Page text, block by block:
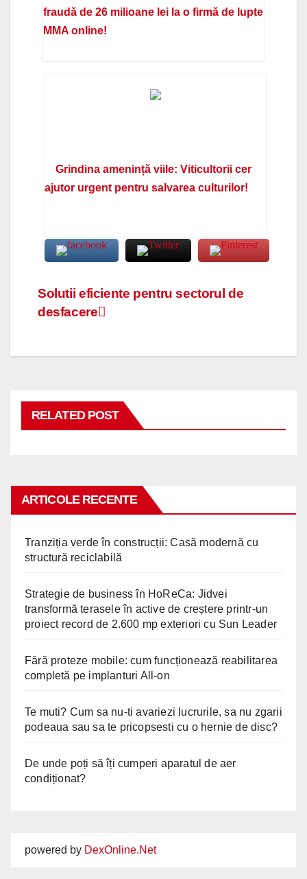
fraudă de 26 milioane lei la o firmă de lupte
MMA online!
Grindina amenință viile: Viticultorii cer
ajutor urgent pentru salvarea culturilor!
Navigare
articole
Solutii eficiente pentru sectorul de
desfacere
RELATED POST
ARTICOLE RECENTE
Tranziția verde în construcții: Casă modernă cu
structură reciclabilă
Strategie de business în HoReCa: Jidvei
transformă terasele în active de creștere printr-un
proiect record de 2.600 mp exteriori cu Sun Leader
Fără proteze mobile: cum funcționează reabilitarea
completă pe implanturi All-on
Te muti? Cum sa nu-ti avariezi lucrurile, sa nu zgarii
podeaua sau sa te pricopsesti cu o hernie de disc?
De unde poți să îți cumperi aparatul de aer
condiționat?
powered by DexOnline.Net